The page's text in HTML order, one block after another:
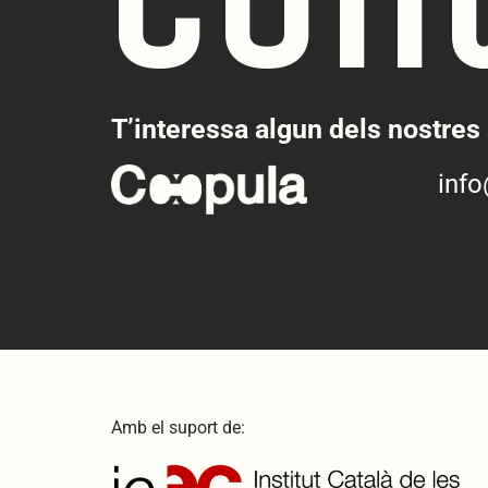
T’interessa algun dels
Amb el suport de: